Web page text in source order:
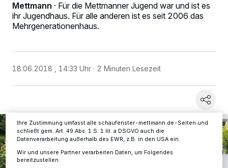
Mettmann · Für die Mettmanner Jugend war und ist es
ihr Jugendhaus. Für alle anderen ist es seit 2006 das
Mehrgenerationenhaus.
18.06.2018 , 14:33 Uhr 2 Minuten Lesezeit
Wir und unsere218 -Partner speichern und greifen auf
personenbezogene Daten wie Browserdaten oder eindeutige
verarbeiten Daten, um Ihnen Dienste bereitzustellen“ aufgeführten
Anzeigen möglicherweise nicht mehr so relevant für Sie. Sie können
ändern oder Ihre Einwilligung zu widerrufen, indem Sie auf den Link
Ihre Zustimmung umfasst alle schaufenster-mettmann.de-Seiten und
schließt gem. Art. 49 Abs. 1 S. 1 lit. a DSGVO auch die
Datenverarbeitung außerhalb des EWR, z.B. in den USA ein.
Wir und unsere Partner verarbeiten Daten, um Folgendes
bereitzustellen: